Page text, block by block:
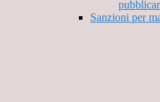
Sanzioni per